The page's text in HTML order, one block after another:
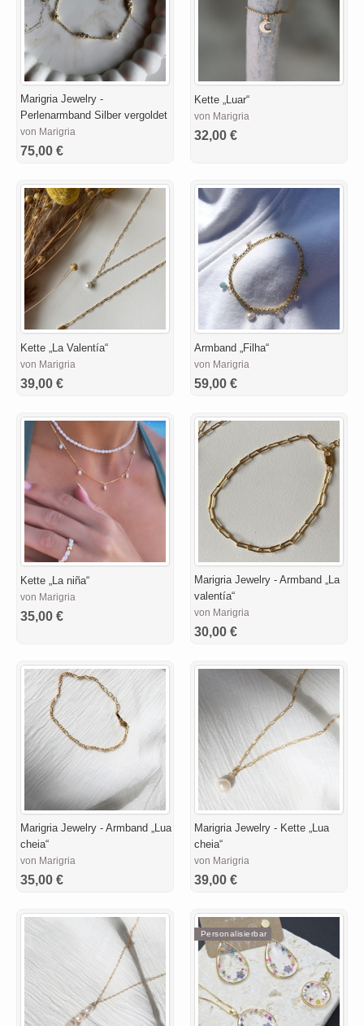
Marigria Jewelry -
Perlenarmband Silber vergoldet
von Marigria
75,00 €
Kette „Luar“
von Marigria
32,00 €
Kette „La Valentía“
von Marigria
39,00 €
Armband „Filha“
von Marigria
59,00 €
Kette „La niña“
von Marigria
35,00 €
Marigria Jewelry - Armband „La
valentía“
von Marigria
30,00 €
Marigria Jewelry - Armband „Lua
cheia“
von Marigria
35,00 €
Marigria Jewelry - Kette „Lua
cheia“
von Marigria
39,00 €
Personalisierbar